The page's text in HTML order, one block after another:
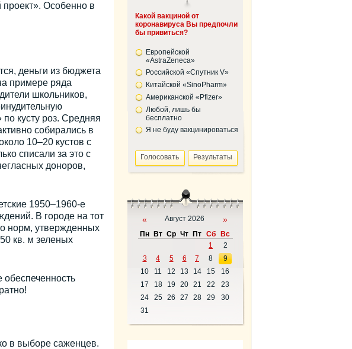
Особенно в
деньги из бюджета
примере ряда
школьников,
кусту роз. Средняя
собирались в
10–20 кустов с
списали за это с
доноров,
1950–1960-е
В городе на тот
норм, утвержденных
кв. м зеленых
в выборе саженцев.
Какой вакциной от
коронавируса Вы предпочли
бы привиться?
Европейской
«AstraZeneca»
Российской «Спутник V»
Китайской «SinoPharm»
Американской «Pfizer»
Любой, лишь бы
бесплатно
Я не буду вакцинироваться
« Август 2026 »
Пн Вт Ср Чт Пт Сб
Вс
1
2
3
4 5 6 7 8
9
10
11 12 13 14 15
16
17
18 19 20 21 22
23
24
25 26 27 28 29
30
31